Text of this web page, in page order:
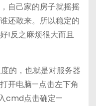
自己家的房子就摇摇
还敢来。所以稳定的
!反之麻烦很大而且
，也就是对服务器
开电脑—点击左下角
cmd点击确定—